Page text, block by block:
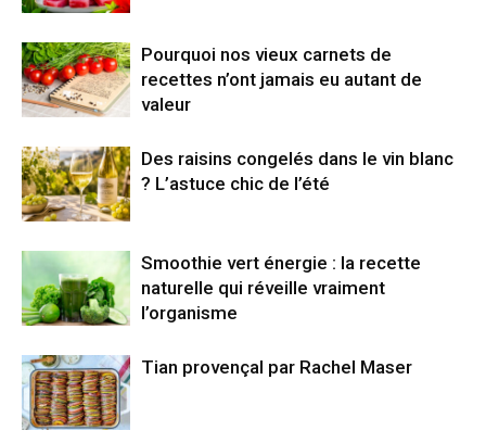
Pourquoi nos vieux carnets de
recettes n’ont jamais eu autant de
valeur
Des raisins congelés dans le vin blanc
? L’astuce chic de l’été
Smoothie vert énergie : la recette
naturelle qui réveille vraiment
l’organisme
Tian provençal par Rachel Maser